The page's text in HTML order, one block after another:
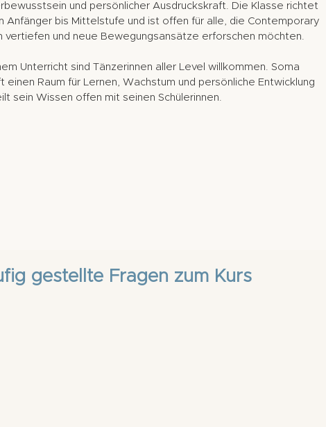
und persönlicher Ausdruckskraft. Die Klasse richtet
Anfänger bis Mittelstufe und ist offen für alle, die Contemporary
vertiefen und neue Bewegungsansätze erforschen möchten.
Unterricht sind Tänzerinnen aller Level willkommen. Soma
einen Raum für Lernen, Wachstum und persönliche Entwicklung
sein Wissen offen mit seinen Schülerinnen.
gestellte Fragen zum Kurs